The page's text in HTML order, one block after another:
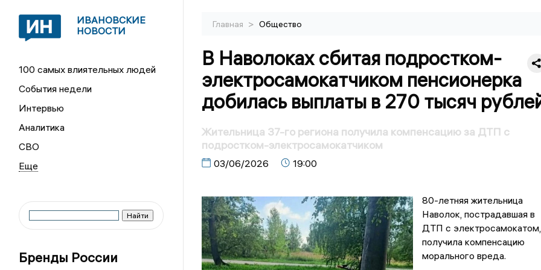
ИВАНОВСКИЕ
НОВОСТИ
100 самых влиятельных людей
События недели
Интервью
Аналитика
СВО
Бренды России
Главная > Общество
В Наволоках сбитая подростком-
электросамокатчиком пенсионерка
добилась выплаты в 270 тысяч
Жительница 37-го региона получила компенсацию за ДТП с
подростком-электросамокатчиком
03/06/2026 19:00
80-летняя жительница
Наволок, пострадавшая в
ДТП с электросамокатом,
получила компенсацию
морального вреда.